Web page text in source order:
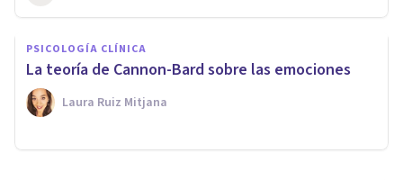
PSICOLOGÍA CLÍNICA
La teoría de Cannon-Bard sobre las emociones
Laura Ruiz Mitjana
Efecto de Mera Exposición: qué
es y cómo se expresa en
psicología